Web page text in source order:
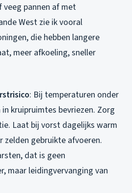
veeg pannen af met
West zie ik vooral
die hebben langere
meer afkoeling, sneller
: Bij temperaturen onder
in kruipruimtes bevriezen. Zorg
Laat bij vorst dagelijks warm
gebruikte afvoeren.
dat is geen
maar leidingvervanging van